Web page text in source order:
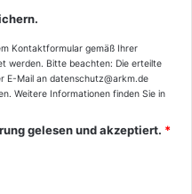
Kontaktformular gemäß Ihrer
werden. Bitte beachten: Die erteilte
E-Mail an datenschutz@arkm.de
Weitere Informationen finden Sie in
gelesen und akzeptiert. *